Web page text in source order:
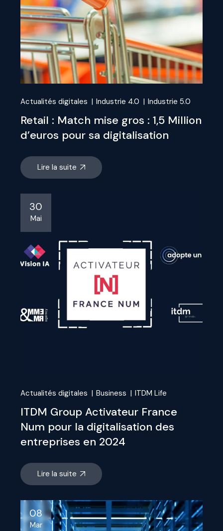
Actualités digitales Industrie 4.0 Industrie 5.0
Retail : Match mise gros : 1,5 Million
d’euros pour sa digitalisation
Lire la suite
30
Mai
Actualités digitales Business ITDM Life
ITDM Group Activateur France
Num pour la digitalisation des
entreprises en 2024
Lire la suite
08
Mar